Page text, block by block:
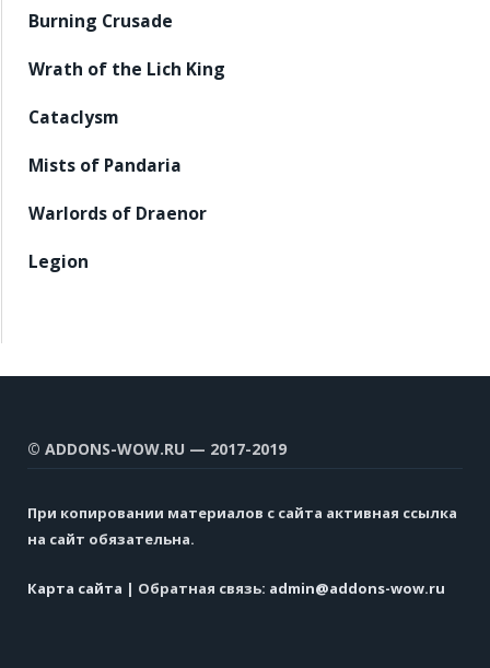
Burning Crusade
Wrath of the Lich King
Cataclysm
Mists of Pandaria
Warlords of Draenor
Legion
© ADDONS-WOW.RU — 2017-2019
При копировании материалов с сайта активная ссылка
на сайт обязательна.
Карта сайта | Обратная связь: admin@addons-wow.ru